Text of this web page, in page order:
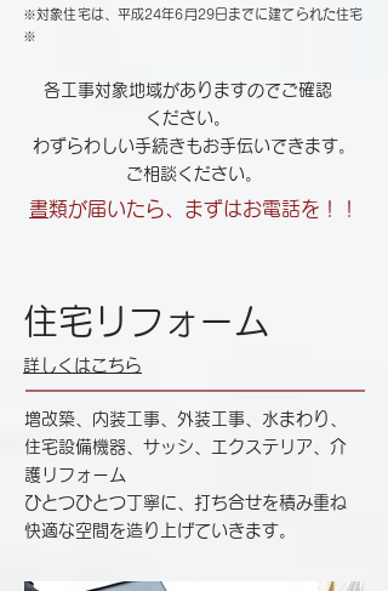
​※対象住宅は、平成24年6月29日までに建てられた住宅
※
各工事対象地域がありますのでご確認
ください。
わずらわしい手続きもお手伝いできます。
ご相談ください。
​書類が届いたら、まずはお電話を！！
住宅リフォーム
詳しくはこちら
増改築、内装工事、外装工事、水まわり、
住宅設備機器、サッシ、エクステリア、介
護リフォーム
ひとつひとつ丁寧に、打ち合せを積み重ね
快適な空間を造り上げていきます。